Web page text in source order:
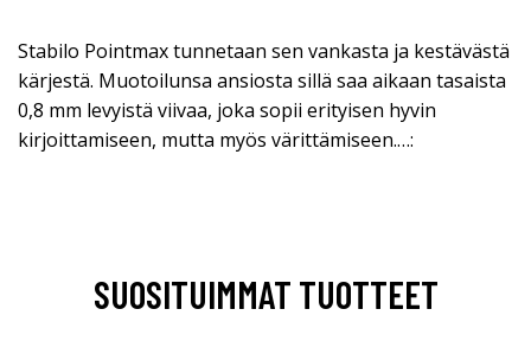
Stabilo Pointmax tunnetaan sen vankasta ja kestävästä
kärjestä. Muotoilunsa ansiosta sillä saa aikaan tasaista
0,8 mm levyistä viivaa, joka sopii erityisen hyvin
kirjoittamiseen, mutta myös värittämiseen.…:
SUOSITUIMMAT TUOTTEET